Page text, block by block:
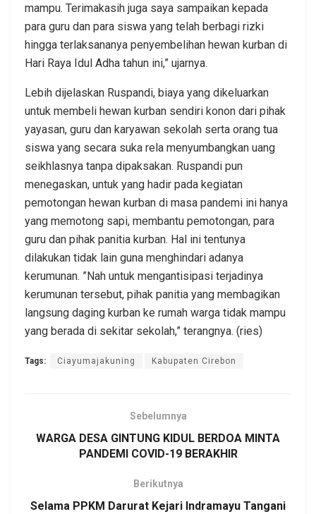
mampu. Terimakasih juga saya sampaikan kepada
para guru dan para siswa yang telah berbagi rizki
hingga terlaksananya penyembelihan hewan kurban di
Hari Raya Idul Adha tahun ini,” ujarnya.
Lebih dijelaskan Ruspandi, biaya yang dikeluarkan
untuk membeli hewan kurban sendiri konon dari pihak
yayasan, guru dan karyawan sekolah serta orang tua
siswa yang secara suka rela menyumbangkan uang
seikhlasnya tanpa dipaksakan. Ruspandi pun
menegaskan, untuk yang hadir pada kegiatan
pemotongan hewan kurban di masa pandemi ini hanya
yang memotong sapi, membantu pemotongan, para
guru dan pihak panitia kurban. Hal ini tentunya
dilakukan tidak lain guna menghindari adanya
kerumunan. ”Nah untuk mengantisipasi terjadinya
kerumunan tersebut, pihak panitia yang membagikan
langsung daging kurban ke rumah warga tidak mampu
yang berada di sekitar sekolah,” terangnya. (ries)
Tags: Ciayumajakuning Kabupaten Cirebon
Sebelumnya
WARGA DESA GINTUNG KIDUL BERDOA MINTA
PANDEMI COVID-19 BERAKHIR
Berikutnya
Selama PPKM Darurat Kejari Indramayu Tangani